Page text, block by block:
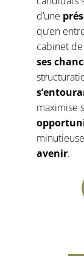
d’une
qu’en
cabinet
ses
maximise
avenir.